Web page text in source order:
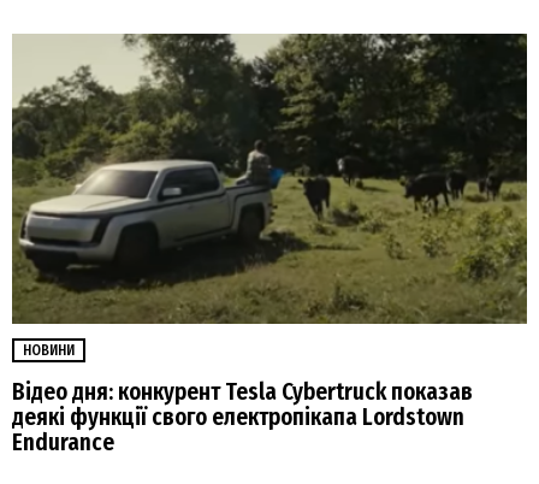
НОВИНИ
Відео дня: конкурент Tesla Cybertruck показав
деякі функції свого електропікапа Lordstown
Endurance